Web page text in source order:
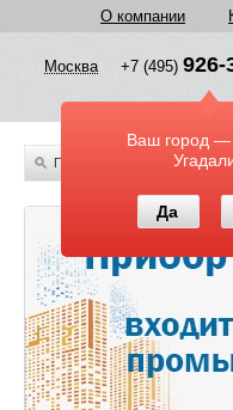
О компании
Москва +7 (495) 926-
Ваш город —
Да
По всему каталогу